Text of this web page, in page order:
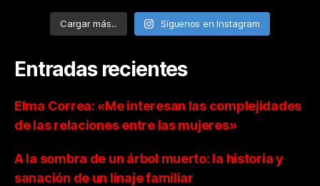
Cargar más... Síguenos en Instagram
Entradas recientes
Elma Correa: «Me interesan las complejidades
de las relaciones entre las mujeres»
A la sombra de un árbol muerto: la historia y
sanación de un linaje familiar